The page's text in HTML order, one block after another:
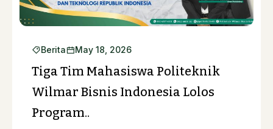
Berita May 18, 2026
Tiga Tim Mahasiswa Politeknik
Wilmar Bisnis Indonesia Lolos
Program..